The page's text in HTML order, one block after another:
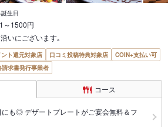
生日
～1500円
いにございます｡
ト還元対象店 口コミ投稿特典対象店
COIN+支払い可
請求書発行事業者
コース
も◎ デザートプレートがご宴会無料＆フ